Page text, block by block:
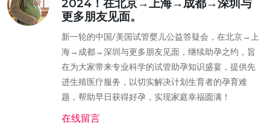
2024！在北京→上海→成都→深圳与
更多朋友见面。
新一轮的中国/美国试管婴儿公益答疑会，在北京→上
海→成都→深圳与更多朋友见面，继续助孕之约，旨
在为大家带来专业科学的试管助孕知识盛宴，提供先
进生殖医疗服务，以切实解决计划生育者的孕育难
题，帮助早日获得好孕，实现家庭幸福圆满！
在线留言